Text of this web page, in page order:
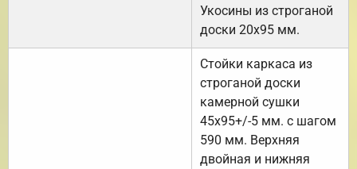
Укосины из строганой
доски 20х95 мм.
Стойки каркаса из
строганой доски
камерной сушки
45х95+/-5 мм. с шагом
590 мм. Верхняя
двойная и нижняя